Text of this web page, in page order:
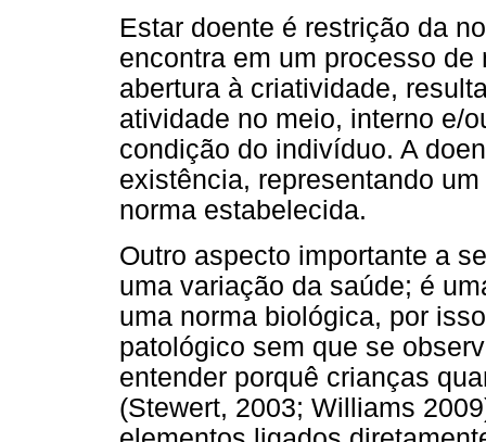
Estar doente é restrição da
encontra em um processo
abertura à criatividade,
atividade no meio, interno e/
condição do indivíduo. A
existência, representando
norma estabelecida.
Outro aspecto importante a
uma variação da saúde; é
uma norma biológica, por
patológico sem que se
entender porquê crianças
(Stewert, 2003; Williams